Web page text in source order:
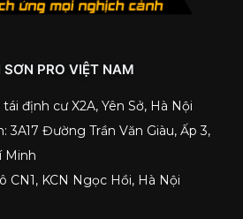
PRO VIỆT NAM
định cư X2A, Yên Sở, Hà Nội
3A17 Đường Trần Văn Giàu, Ấp 3,
Minh
CN1, KCN Ngọc Hồi, Hà Nội